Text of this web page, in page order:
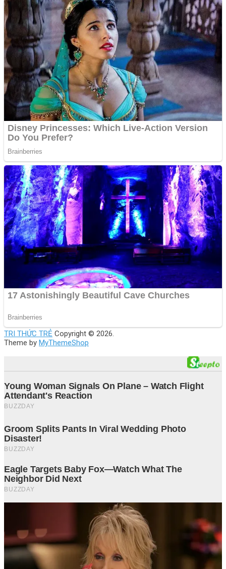
TRI THỨC TRẺ Copyright © 2026.
Theme by MyThemeShop